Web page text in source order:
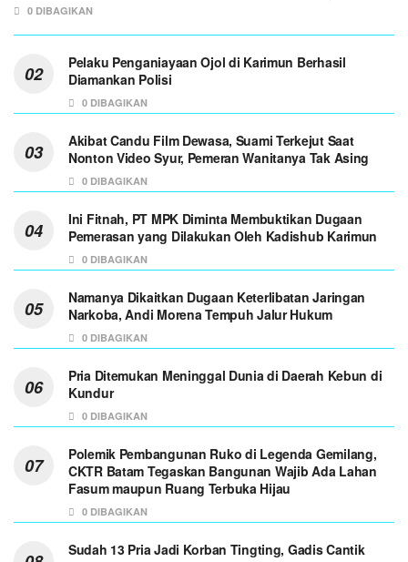
0 DIBAGIKAN
Pelaku Penganiayaan Ojol di Karimun Berhasil
Diamankan Polisi
0 DIBAGIKAN
Akibat Candu Film Dewasa, Suami Terkejut Saat
Nonton Video Syur, Pemeran Wanitanya Tak Asing
0 DIBAGIKAN
Ini Fitnah, PT MPK Diminta Membuktikan Dugaan
Pemerasan yang Dilakukan Oleh Kadishub Karimun
0 DIBAGIKAN
Namanya Dikaitkan Dugaan Keterlibatan Jaringan
Narkoba, Andi Morena Tempuh Jalur Hukum
0 DIBAGIKAN
Pria Ditemukan Meninggal Dunia di Daerah Kebun di
Kundur
0 DIBAGIKAN
Polemik Pembangunan Ruko di Legenda Gemilang,
CKTR Batam Tegaskan Bangunan Wajib Ada Lahan
Fasum maupun Ruang Terbuka Hijau
0 DIBAGIKAN
Sudah 13 Pria Jadi Korban Tingting, Gadis Cantik